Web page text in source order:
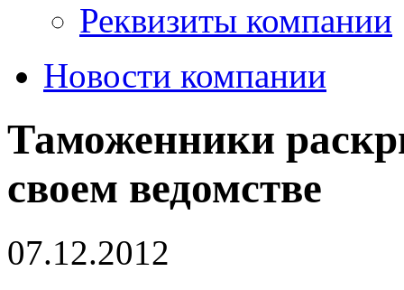
Реквизиты компании
Новости компании
Таможенники
своем ведомстве
07.12.2012